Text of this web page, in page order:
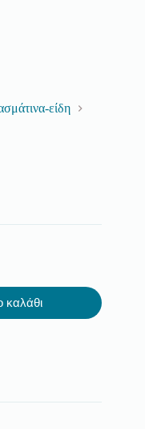
είδη
καλάθι